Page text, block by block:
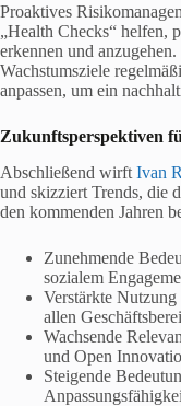
Proaktives
„Health Checks“ helfen,
erkennen und
Wachstumsziele
anpassen, um ein
Zukunftsperspektiven
Abschließend wirft Ivan
und skizziert Trends, die
den kommenden Jahren
Zunehmende
sozialem
Verstärkte
allen
Wachsende
und Open
Steigende